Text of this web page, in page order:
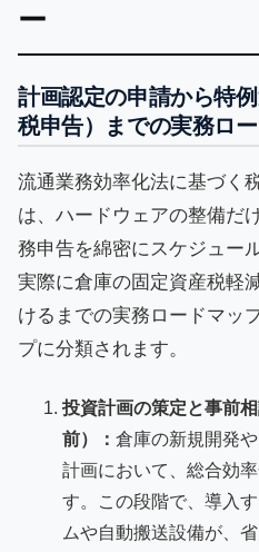
ー
計画認定の申請から特
税申告）までの実務ロ
流通業務効率化法に基づく
は、ハードウェアの整備だ
務申告を綿密にスケジュー
実際に倉庫の固定資産税軽
けるまでの実務ロードマッ
プに分類されます。
投資計画の策定と事前
前）： 倉庫の新規開発
計画において、総合効
す。この段階で、導入
ムや自動搬送設備が、